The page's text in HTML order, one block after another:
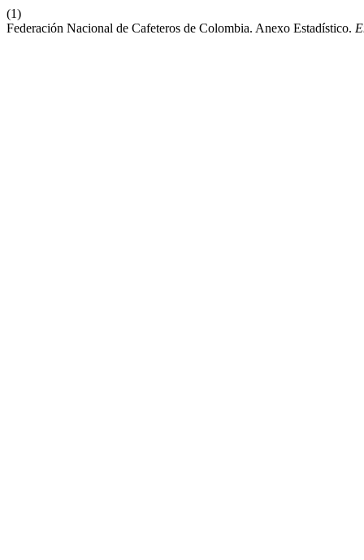
(1)
Federación Nacional de Cafeteros de Colombia. Anexo Estadístico.